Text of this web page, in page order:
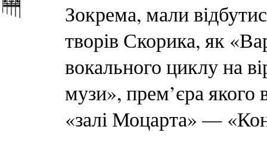
Зокрема, мали
творів Скорика, як
вокального циклу на
музи», прем’єра якого
«залі Моцарта» —